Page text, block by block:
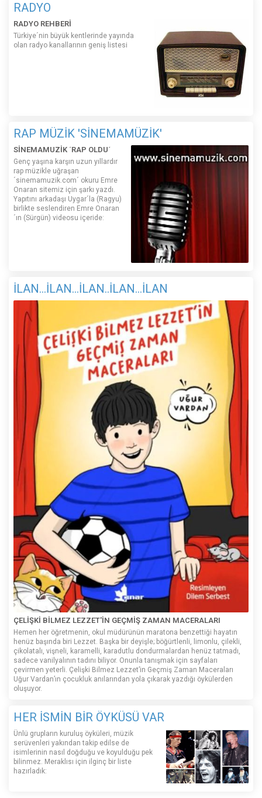
RADYO
RADYO REHBERİ
Türkiye´nin büyük kentlerinde yayında
olan radyo kanallarının geniş listesi
RAP MÜZİK 'SİNEMAMÜZİK'
SİNEMAMUZİK ´RAP OLDU´
Genç yaşına karşın uzun yıllardır
rap müzikle uğraşan
´sinemamuzik.com´ okuru Emre
Onaran sitemiz için şarkı yazdı.
Yapıtını arkadaşı Uygar´la (Ragyu)
birlikte seslendiren Emre Onaran
´ın (Sürgün) videosu içeride:
İLAN...İLAN...İLAN..İLAN...İLAN
ÇELİŞKİ BİLMEZ LEZZET'İN GEÇMİŞ ZAMAN MACERALARI
Hemen her öğretmenin, okul müdürünün maratona benzettiği hayatın
henüz başında biri Lezzet. Başka bir deyişle; böğürtlenli, limonlu, çilekli,
çikolatalı, vişneli, karamelli, karadutlu dondurmalardan henüz tatmadı,
sadece vanilyalının tadını biliyor. Onunla tanışmak için sayfaları
çevirmen yeterli. Çelişki Bilmez Lezzet’in Geçmiş Zaman Maceraları
Uğur Vardan’ın çocukluk anılarından yola çıkarak yazdığı öykülerden
oluşuyor.
HER İSMİN BİR ÖYKÜSÜ VAR
Ünlü grupların kuruluş öyküleri, müzik
serüvenleri yakından takip edilse de
isimlerinin nasıl doğduğu ve koyulduğu pek
bilinmez. Meraklısı için ilginç bir liste
hazırladık: